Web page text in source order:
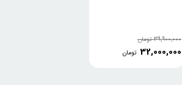
preamps/bus-powered
USB-C
39,900,000 تومان
32,000,000 تومان